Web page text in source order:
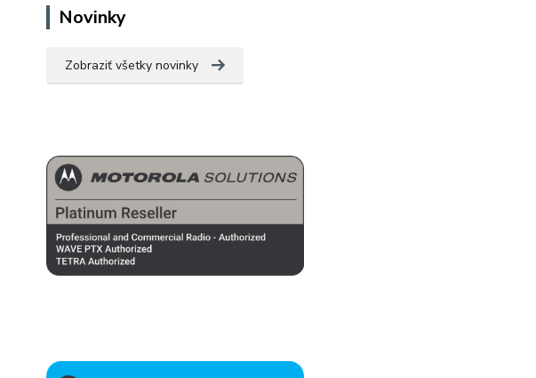
Novinky
Zobraziť všetky novinky